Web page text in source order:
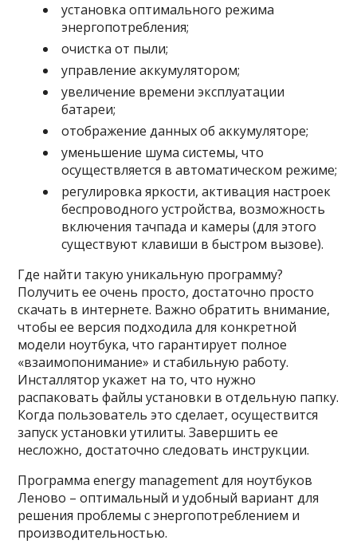
установка оптимального режима
энергопотребления;
очистка от пыли;
управление аккумулятором;
увеличение времени эксплуатации
батареи;
отображение данных об аккумуляторе;
уменьшение шума системы, что
осуществляется в автоматическом режиме;
регулировка яркости, активация настроек
беспроводного устройства, возможность
включения тачпада и камеры (для этого
существуют клавиши в быстром вызове).
Где найти такую уникальную программу?
Получить ее очень просто, достаточно просто
скачать в интернете. Важно обратить внимание,
чтобы ее версия подходила для конкретной
модели ноутбука, что гарантирует полное
«взаимопонимание» и стабильную работу.
Инсталлятор укажет на то, что нужно
распаковать файлы установки в отдельную папку.
Когда пользователь это сделает, осуществится
запуск установки утилиты. Завершить ее
несложно, достаточно следовать инструкции.
Программа energy management для ноутбуков
Леново – оптимальный и удобный вариант для
решения проблемы с энергопотреблением и
производительностью.